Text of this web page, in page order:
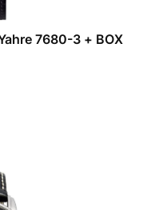
7680-3 + BOX